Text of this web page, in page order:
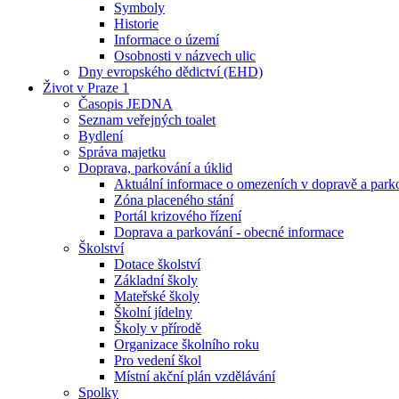
Symboly
Historie
Informace o území
Osobnosti v názvech ulic
Dny evropského dědictví (EHD)
Život v Praze 1
Časopis JEDNA
Seznam veřejných toalet
Bydlení
Správa majetku
Doprava, parkování a úklid
Aktuální informace o omezeních v dopravě a
Zóna placeného stání
Portál krizového řízení
Doprava a parkování - obecné informace
Školství
Dotace školství
Základní školy
Mateřské školy
Školní jídelny
Školy v přírodě
Organizace školního roku
Pro vedení škol
Místní akční plán vzdělávání
Spolky